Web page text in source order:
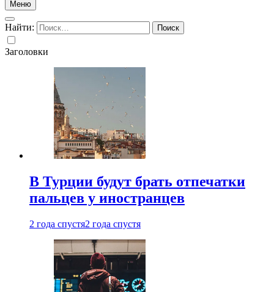
Меню
Найти:
Заголовки
В Турции будут брать отпечатки
пальцев у иностранцев
2 года спустя2 года спустя